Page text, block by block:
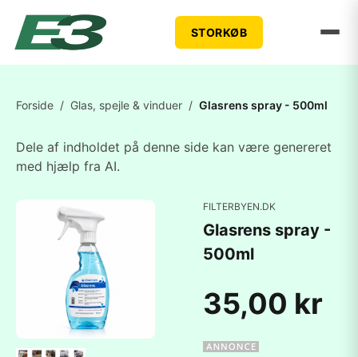
STORKØB
Forside / Glas, spejle & vinduer / Glasrens spray - 500ml
Dele af indholdet på denne side kan være genereret
med hjælp fra AI.
FILTERBYEN.DK
Glasrens spray -
500ml
35,00 kr